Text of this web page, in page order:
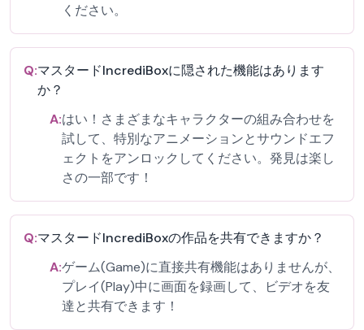
ください。
Q:マスタードIncrediBoxに隠された機能はあります
か？
A:はい！さまざまなキャラクターの組み合わせを
試して、特別なアニメーションとサウンドエフ
ェクトをアンロックしてください。発見は楽し
さの一部です！
Q:マスタードIncrediBoxの作品を共有できますか？
A:ゲーム(Game)に直接共有機能はありませんが、
プレイ(Play)中に画面を録画して、ビデオを友
達と共有できます！